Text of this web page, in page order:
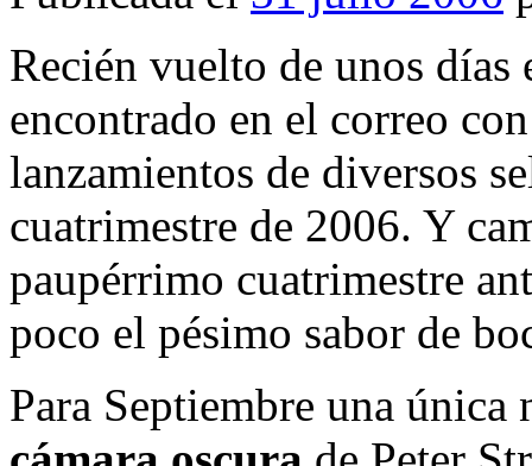
Recién vuelto de unos
encontrado en el correo
lanzamientos de diversos
cuatrimestre de 2006. Y
paupérrimo cuatrimestre
poco el pésimo sabor de
Para Septiembre una